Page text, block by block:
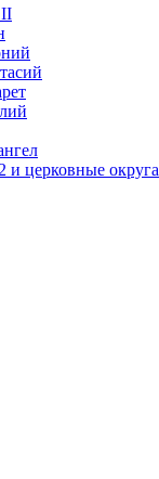
II
и церковные округа